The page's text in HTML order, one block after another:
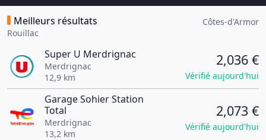
Meilleurs résultats
Rouillac
Côtes-d'Armor
Super U Merdrignac
Merdrignac
12,9 km
2,036 €
Vérifié aujourd'hui
Garage Sohier Station
Total
Merdrignac
13,2 km
2,073 €
Vérifié aujourd'hui